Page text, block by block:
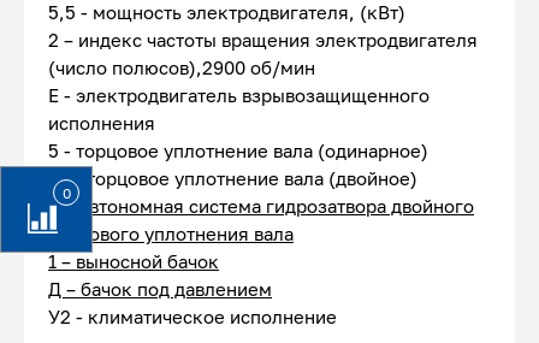
0
5,5 - мощность электродвигателя, (кВт)
2 – индекс частоты вращения электродвигателя
(число полюсов),2900 об/мин
Е - электродвигатель взрывозащищенного
исполнения
5 - торцовое уплотнение вала (одинарное)
55 - торцовое уплотнение вала (двойное)
А – автономная система гидрозатвора двойного
торцового уплотнения вала
1 – выносной бачок
Д – бачок под давлением
У2 - климатическое исполнение